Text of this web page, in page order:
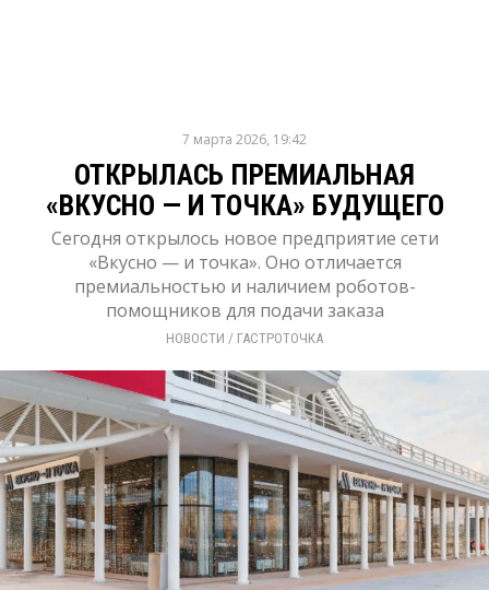
7 марта 2026, 19:42
ОТКРЫЛАСЬ ПРЕМИАЛЬНАЯ
«ВКУСНО — И ТОЧКА» БУДУЩЕГО
Сегодня открылось новое предприятие сети
«Вкусно — и точка». Оно отличается
премиальностью и наличием роботов-
помощников для подачи заказа
НОВОСТИ / ГАСТРОТОЧКА